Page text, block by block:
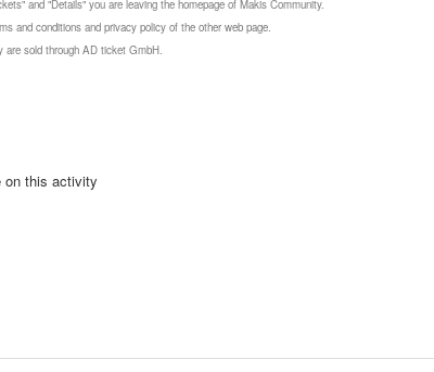
and "Details" you are leaving the homepage of Makis Community.
and conditions and privacy policy of the other web page.
are sold through AD ticket GmbH.
on this activity